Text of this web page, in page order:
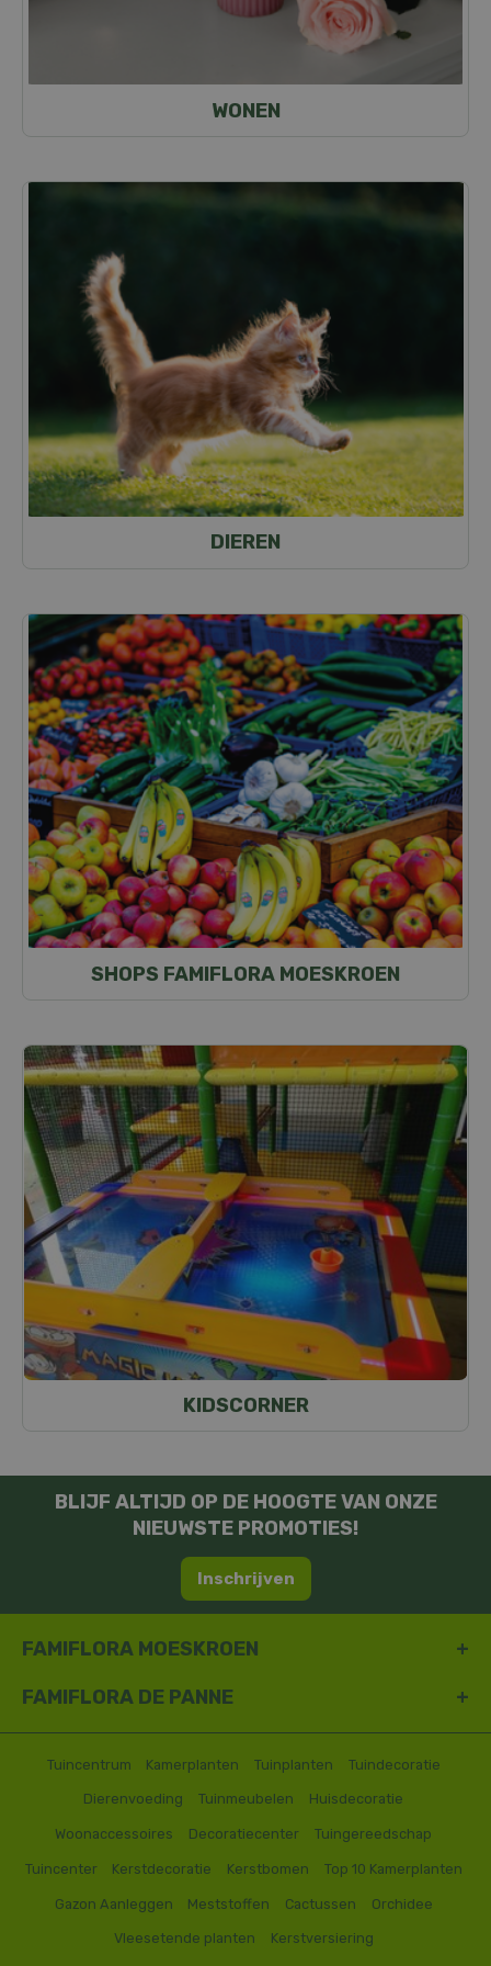
WONEN
DIEREN
SHOPS FAMIFLORA MOESKROEN
KIDSCORNER
BLIJF ALTIJD OP DE HOOGTE VAN ONZE
NIEUWSTE PROMOTIES!
Inschrijven
FAMIFLORA MOESKROEN
FAMIFLORA DE PANNE
Tuincentrum Kamerplanten Tuinplanten Tuindecoratie
Dierenvoeding Tuinmeubelen Huisdecoratie
Woonaccessoires Decoratiecenter Tuingereedschap
Tuincenter Kerstdecoratie Kerstbomen Top 10 Kamerplanten
Gazon Aanleggen Meststoffen Cactussen Orchidee
Vleesetende planten Kerstversiering